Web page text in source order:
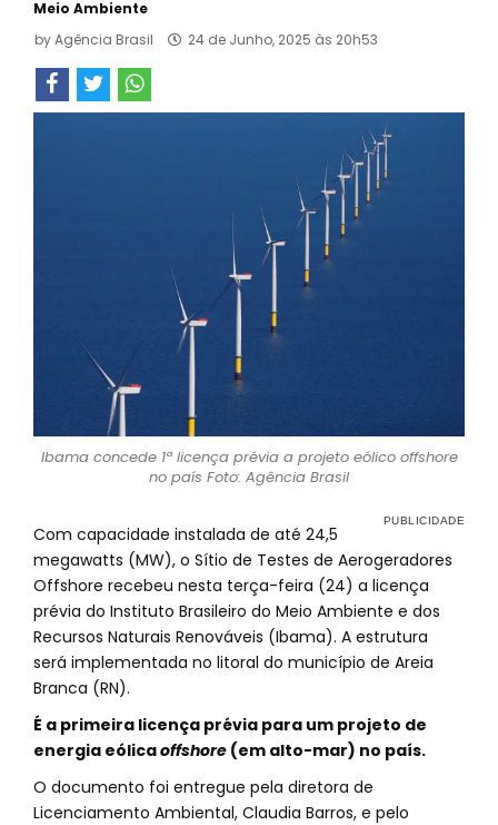
Meio Ambiente
byAgência Brasil 24 de Junho, 2025 às 20h53
Ibama concede 1ª licença prévia a projeto eólico offshore
no país Foto: Agência Brasil
Com capacidade instalada de até 24,5
megawatts (MW), o Sítio de Testes de Aerogeradores
Offshore recebeu nesta terça-feira (24) a licença
prévia do Instituto Brasileiro do Meio Ambiente e dos
Recursos Naturais Renováveis (Ibama). A estrutura
será implementada no litoral do município de Areia
Branca (RN).
É a primeira licença prévia para um projeto de
energia eólicaoffshore (em alto-mar) no país.
O documento foi entregue pela diretora de
Licenciamento Ambiental, Claudia Barros, e pelo